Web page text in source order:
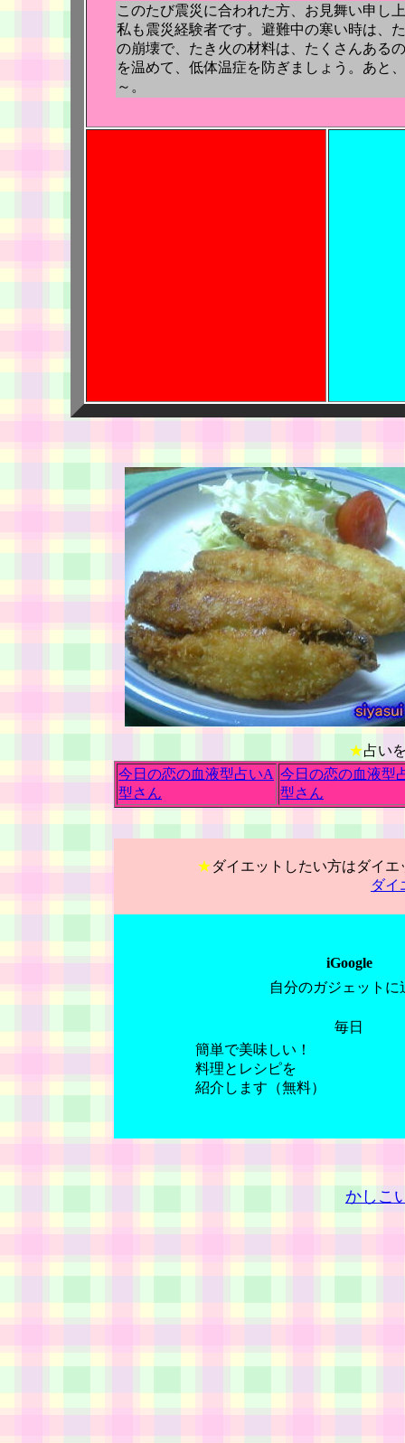
このたび震災に合われた方、お見舞い申し
私も震災経験者です。避難中の寒い時は、
の崩壊で、たき火の材料は、たくさんある
を温めて、低体温症を防ぎましょう。あと
～。
★占い
今日の恋の血液型占いA
型さん
今日の恋の血液型
型さん
★ダイエットしたい方はダイ
ダイ
iGoogle
自分のガジェットに
毎日
簡単で美味しい！
料理とレシピを
紹介します（無料）
かしこ